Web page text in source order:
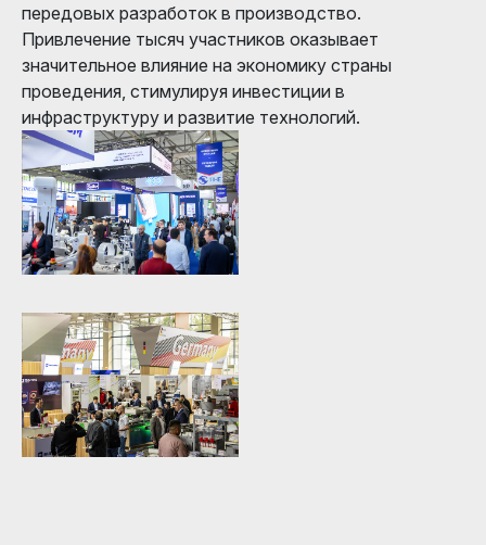
передовых разработок в производство.
Привлечение тысяч участников оказывает
значительное влияние на экономику страны
проведения, стимулируя инвестиции в
инфраструктуру и развитие технологий.